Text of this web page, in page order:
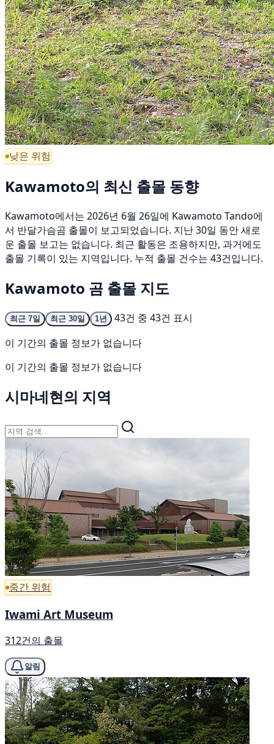
낮은 위험
Kawamoto의 최신 출몰 동향
Kawamoto에서는 2026년 6월 26일에 Kawamoto Tando에
서 반달가슴곰 출몰이 보고되었습니다. 지난 30일 동안 새로
운 출몰 보고는 없습니다. 최근 활동은 조용하지만, 과거에도
출몰 기록이 있는 지역입니다. 누적 출몰 건수는 43건입니다.
Kawamoto 곰 출몰 지도
최근 7일 최근 30일 1년
43건 중 43건 표시
이 기간의 출몰 정보가 없습니다
이 기간의 출몰 정보가 없습니다
시마네현의 지역
중간 위험
Iwami Art Museum
312건의 출몰
알림